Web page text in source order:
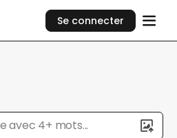
Se connecter
avec 4+ mots...